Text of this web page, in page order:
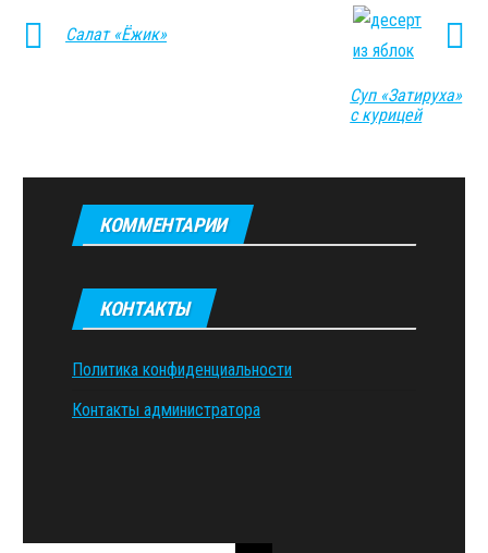
Салат «Ёжик»
Суп «Затируха»
с курицей
КОММЕНТАРИИ
КОНТАКТЫ
Политика конфиденциальности
Контакты администратора